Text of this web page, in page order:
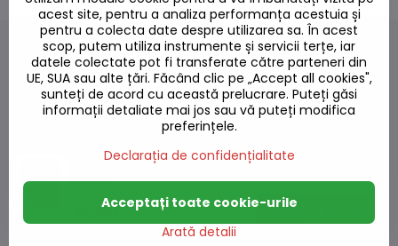
Produse alternative
Instant. Matar Paneer (Tofu) Ashoka 280g
Pe stoc
15,43 L Adaugă la Coș
acest site, pentru a analiza performanța acestuia și
pentru a colecta date despre utilizarea sa. În acest
scop, putem utiliza instrumente și servicii terțe, iar
datele colectate pot fi transferate către parteneri din
UE, SUA sau alte țări. Făcând clic pe „Accept all cookies",
sunteți de acord cu această prelucrare. Puteți găsi
informații detaliate mai jos sau vă puteți modifica
preferințele.
Declarația de confidențialitate
Arată detalii
Acceptați toate cookie-urile